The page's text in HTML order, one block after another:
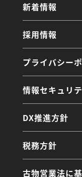
新着情報
採用情報
プライバシー
情報セキュリ
DX推進方針
税務方針
古物営業法に